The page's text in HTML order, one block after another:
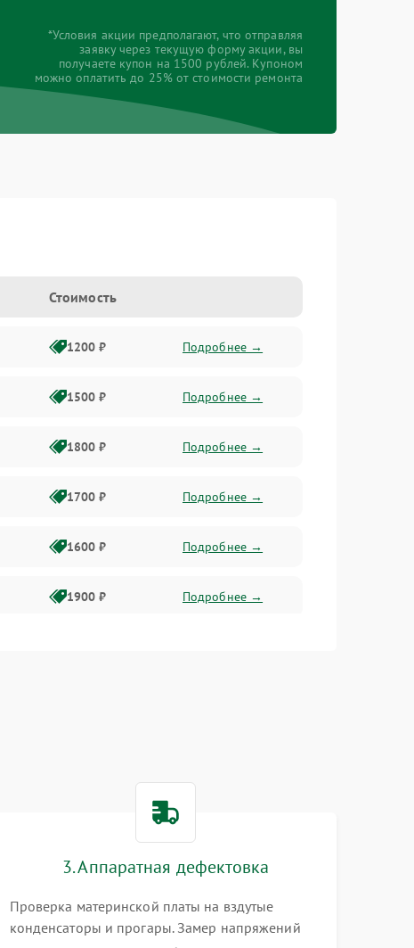
*Условия акции предполагают, что отправляя
заявку через текущую форму акции, вы
получаете купон на 1500 рублей. Купоном
можно оплатить до 25% от стоимости ремонта
Стоимость
1200 ₽ Подробнее →
1500 ₽ Подробнее →
1800 ₽ Подробнее →
1700 ₽ Подробнее →
1600 ₽ Подробнее →
1900 ₽ Подробнее →
1300 ₽ Подробнее →
3. Аппаратная дефектовка
Проверка материнской платы на вздутые
конденсаторы и прогары. Замер напряжений